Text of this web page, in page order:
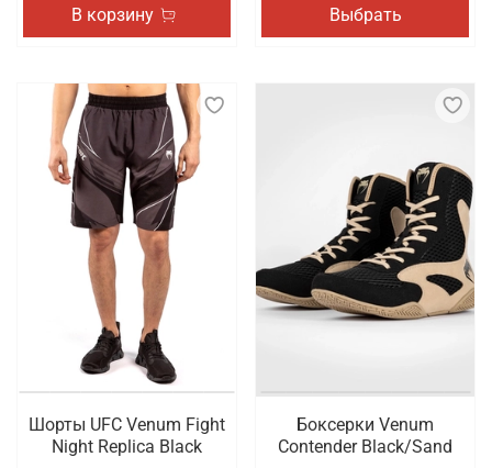
В корзину Выбрать
Шорты UFC Venum Fight
Night Replica Black
Боксерки Venum
Contender Black/Sand